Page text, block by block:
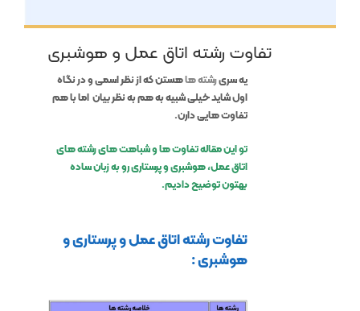
تفاوت رشته اتاق عمل و هوشبری
یه سریرشته هاهستن که از نظر اسمی و در نگاه
اول شاید خیلی شبیه به هم به نظر بیان اما با هم
تفاوت هایی دارن.
تو این مقاله تفاوت ها و شباهت های رشته های
اتاق عمل، هوشبری و پرستاری رو به زبان ساده
بهتون توضیح دادیم.
تفاوت رشته اتاق عمل و پرستاری و
هوشبری: